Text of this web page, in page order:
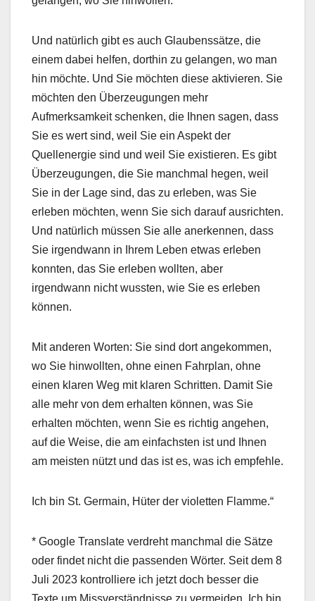
Und natürlich gibt es auch Glaubenssätze, die
einem dabei helfen, dorthin zu gelangen, wo man
hin möchte. Und Sie möchten diese aktivieren. Sie
möchten den Überzeugungen mehr
Aufmerksamkeit schenken, die Ihnen sagen, dass
Sie es wert sind, weil Sie ein Aspekt der
Quellenergie sind und weil Sie existieren. Es gibt
Überzeugungen, die Sie manchmal hegen, weil
Sie in der Lage sind, das zu erleben, was Sie
erleben möchten, wenn Sie sich darauf ausrichten.
Und natürlich müssen Sie alle anerkennen, dass
Sie irgendwann in Ihrem Leben etwas erleben
konnten, das Sie erleben wollten, aber
irgendwann nicht wussten, wie Sie es erleben
können.
Mit anderen Worten: Sie sind dort angekommen,
wo Sie hinwollten, ohne einen Fahrplan, ohne
einen klaren Weg mit klaren Schritten. Damit Sie
alle mehr von dem erhalten können, was Sie
erhalten möchten, wenn Sie es richtig angehen,
auf die Weise, die am einfachsten ist und Ihnen
am meisten nützt und das ist es, was ich empfehle.
Ich bin St. Germain, Hüter der violetten Flamme.“
* Google Translate verdreht manchmal die Sätze
oder findet nicht die passenden Wörter. Seit dem 8
Juli 2023 kontrolliere ich jetzt doch besser die